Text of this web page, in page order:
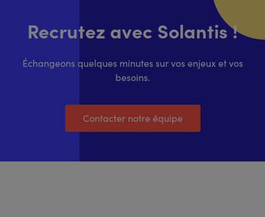
Recrutez avec Solantis !
Échangeons quelques minutes sur vos enjeux et vos
besoins.
Contacter notre équipe